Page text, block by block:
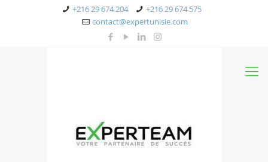
+216 29 674 204
+216 29 674 575
contact@expertunisie.com